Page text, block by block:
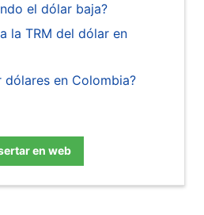
el dólar baja?
la TRM del dólar en
dólares en Colombia?
en web